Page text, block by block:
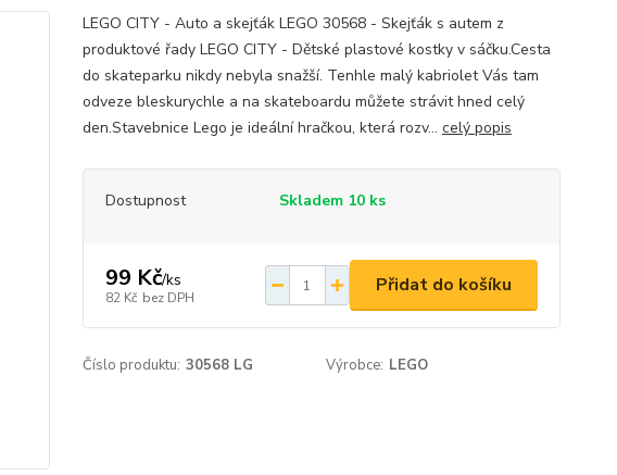
LEGO CITY - Auto a skejťák LEGO 30568 - Skejťák s autem z
produktové řady LEGO CITY - Dětské plastové kostky v sáčku.Cesta
do skateparku nikdy nebyla snažší. Tenhle malý kabriolet Vás tam
odveze bleskurychle a na skateboardu můžete strávit hned celý
den.Stavebnice Lego je ideální hračkou, která rozv... celý popis
Dostupnost Skladem 10 ks
99 Kč/ks
82 Kč bez DPH
Přidat do košíku
Číslo produktu: 30568 LG Výrobce: LEGO